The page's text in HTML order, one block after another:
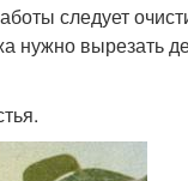
следует
нужно вырезать